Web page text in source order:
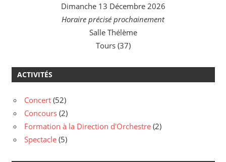
Dimanche 13 Décembre 2026
Horaire précisé prochainement
Salle Thélème
Tours (37)
ACTIVITÉS
Concert (52)
Concours (2)
Formation à la Direction d'Orchestre (2)
Spectacle (5)